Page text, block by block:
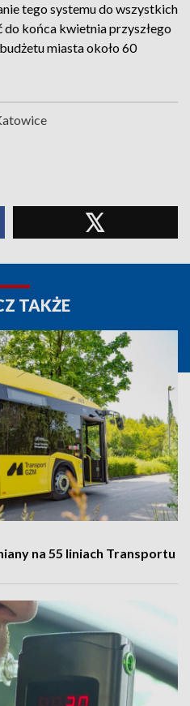
tego systemu do wszystkich
końca kwietnia przyszłego
miasta około 60
TAKŻE
na 55 liniach Transportu